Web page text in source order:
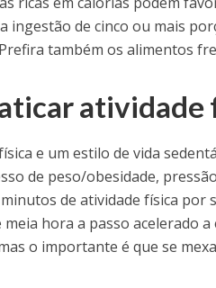
ingestão de cinco ou mais
também os alimentos
atividade
e um estilo de vida
de peso/obesidade,
de atividade física por
meia hora a passo acelerado
o importante é que se